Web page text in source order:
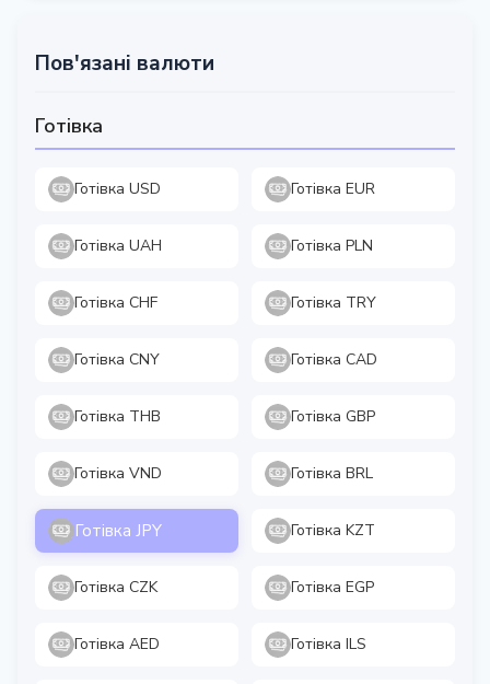
Пов'язані валюти
Готівка
Готівка USD Готівка EUR
Готівка UAH Готівка PLN
Готівка CHF Готівка TRY
Готівка CNY Готівка CAD
Готівка THB Готівка GBP
Готівка VND Готівка BRL
Готівка JPY Готівка KZT
Готівка CZK Готівка EGP
Готівка AED Готівка ILS